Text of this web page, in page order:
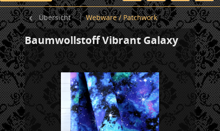
Übersicht Webware / Patchwork
Baumwollstoff Vibrant Galaxy